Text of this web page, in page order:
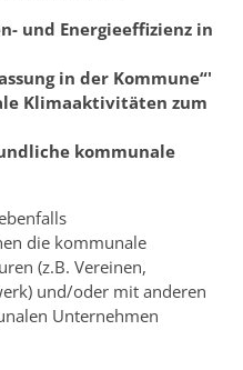
und Energieeffizienz in
in der Kommune“'
Klimaaktivitäten zum
kommunale
die kommunale
(z.B. Vereinen,
und/oder mit anderen
Unternehmen